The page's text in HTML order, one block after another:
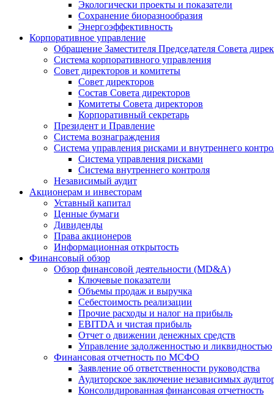
Экологически проекты и показатели
Сохранение биоразнообразия
Энергоэффективность
Корпоративное управление
Обращение Заместителя Председателя Совета
Система корпоративного управления
Совет директоров и комитеты
Совет директоров
Состав Совета директоров
Комитеты Совета директоров
Корпоративный секретарь
Президент и Правление
Система вознаграждения
Система управления рисками и внутреннего
Система управления рисками
Система внутреннего контроля
Независимый аудит
Акционерам и инвесторам
Уставный капитал
Ценные бумаги
Дивиденды
Права акционеров
Информационная открытость
Финансовый обзор
Обзор финансовой деятельности (MD&A)
Ключевые показатели
Объемы продаж и выручка
Себестоимость реализации
Прочие расходы и налог на прибыль
EBITDA и чистая прибыль
Отчет о движении денежных средств
Управление задолженностью и ликвидностью
Финансовая отчетность по МСФО
Заявление об ответственности руководства
Аудиторское заключение независимых
Консолидированная финансовая отчетность